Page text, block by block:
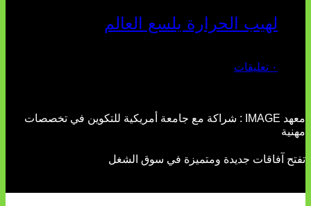
لهيب الحرارة يلسع العالم
٠ تعليقات
معهد IMAGE : شراكة مع جامعة أمريكية للتكوين في تخصصات
مهنية
تفتح آفاقات جديدة ومتميزة في سوق الشغل